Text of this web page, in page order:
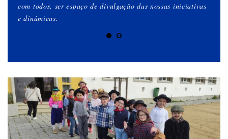
com todos, ser espaço de divulgação das nossas iniciativas
e dinâmicas.